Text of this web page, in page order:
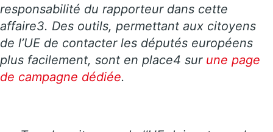
responsabilité du rapporteur dans cette
affaire3. Des outils, permettant aux citoyens
de l’UE de contacter les députés européens
plus facilement, sont en place4 sur une page
de campagne dédiée.